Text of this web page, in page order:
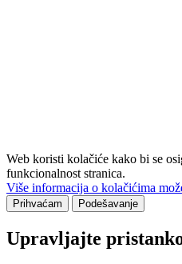
Web koristi kolačiće kako bi se
funkcionalnost stranica.
Više informacija o kolačićima
Prihvaćam Podešavanje
Upravljajte